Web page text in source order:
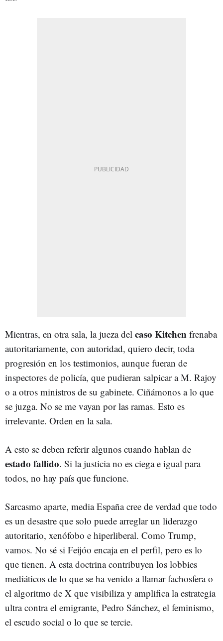
Mientras, en otra sala, la jueza del caso Kitchen frenaba
autoritariamente, con autoridad, quiero decir, toda
progresión en los testimonios, aunque fueran de
inspectores de policía, que pudieran salpicar a M. Rajoy
o a otros ministros de su gabinete. Ciñámonos a lo que
se juzga. No se me vayan por las ramas. Esto es
irrelevante. Orden en la sala.
A esto se deben referir algunos cuando hablan de
estado fallido. Si la justicia no es ciega e igual para
todos, no hay país que funcione.
Sarcasmo aparte, media España cree de verdad que todo
es un desastre que solo puede arreglar un liderazgo
autoritario, xenófobo e hiperliberal. Como Trump,
vamos. No sé si Feijóo encaja en el perfil, pero es lo
que tienen. A esta doctrina contribuyen los lobbies
mediáticos de lo que se ha venido a llamar fachosfera o
el algoritmo de X que visibiliza y amplifica la estrategia
ultra contra el emigrante, Pedro Sánchez, el feminismo,
el escudo social o lo que se tercie.